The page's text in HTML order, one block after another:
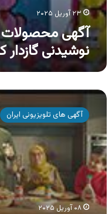
۲۳ آوریل ۲۰۲۵
آگهی
نوشیدنی
آگهی
محصولات
دلپذیر
،
محصولات
غذایی
دلپذیر
آگهی های تلویزیونی ایران
۰۸ آوریل ۲۰۲۵